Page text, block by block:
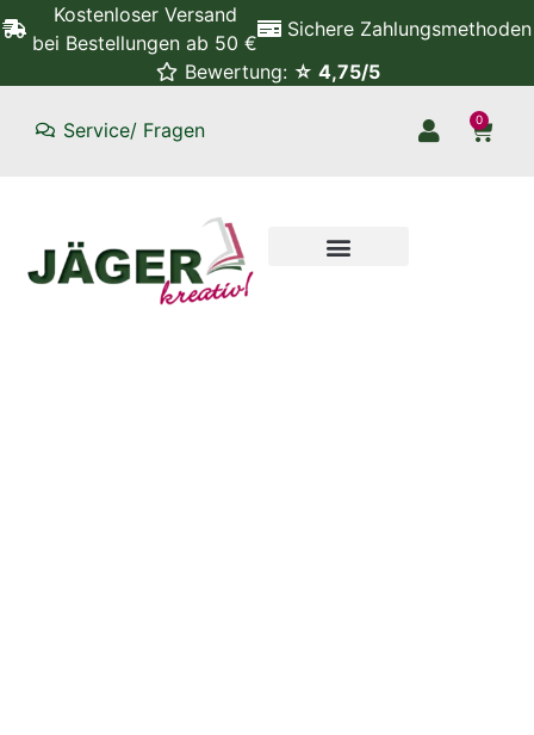
Kostenloser Versand
bei Bestellungen ab 50 €
Sichere Zahlungsmethoden
Bewertung: ☆ 4,75/5
Service/ Fragen 0